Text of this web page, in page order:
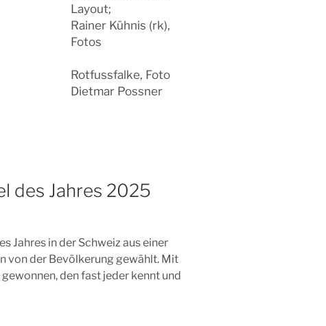
Layout;
Rainer Kühnis (rk),
Fotos
Rotfussfalke, Foto
Dietmar Possner
des Jahres 2025
Jahres in der Schweiz aus einer
von der Bevölkerung gewählt. Mit
den fast jeder kennt und